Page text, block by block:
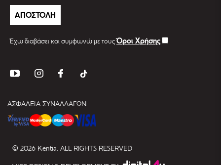
ΑΠΟΣΤΟΛΗ
Έχω διαβάσει και συμφωνώ με τουςΌροι Χρήσης
ΑΣΦΑΛΕΙΑ ΣΥΝΑΛΛΑΓΩΝ
© 2026 Kentia. ALL RIGHTS RESERVED